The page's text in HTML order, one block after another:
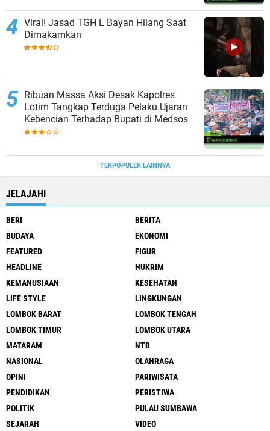
Viral! Jasad TGH L Bayan Hilang Saat
Dimakamkan
Ribuan Massa Aksi Desak Kapolres
Lotim Tangkap Terduga Pelaku Ujaran
Kebencian Terhadap Bupati di Medsos
TERPOPULER LAINNYA
JELAJAHI
BERI
BERITA
BUDAYA
EKONOMI
FEATURED
FIGUR
HEADLINE
HUKRIM
KEMANUSIAAN
KESEHATAN
LIFE STYLE
LINGKUNGAN
LOMBOK BARAT
LOMBOK TENGAH
LOMBOK TIMUR
LOMBOK UTARA
MATARAM
NTB
NASIONAL
OLAHRAGA
OPINI
PARIWISATA
PENDIDIKAN
PERISTIWA
POLITIK
PULAU SUMBAWA
SEJARAH
VIDEO